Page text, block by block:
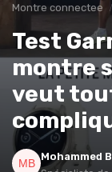
Montre connectee
Test
montre
veut
Mohammed